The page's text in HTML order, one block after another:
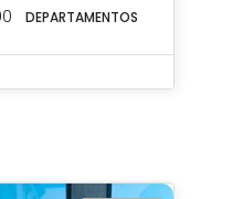
DEPARTAMENTOS